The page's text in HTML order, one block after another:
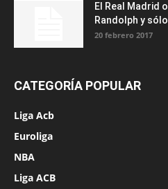
El Real Madrid
Randolph y
20 febrero 2017
CATEGORÍA POPULAR
Liga Acb
Euroliga
NBA
Liga ACB